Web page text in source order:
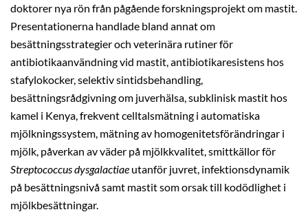
doktorer nya rön från pågående forskningsprojekt om mastit.
Presentationerna handlade bland annat om
besättningsstrategier och veterinära rutiner för
antibiotikaanvändning vid mastit, antibiotikaresistens hos
stafylokocker, selektiv sintidsbehandling,
besättningsrådgivning om juverhälsa, subklinisk mastit hos
kamel i Kenya, frekvent celltalsmätning i automatiska
mjölkningssystem, mätning av homogenitetsförändringar i
mjölk, påverkan av väder på mjölkkvalitet, smittkällor för
Streptococcus dysgalactiae utanför juvret, infektionsdynamik
på besättningsnivå samt mastit som orsak till kodödlighet i
mjölkbesättningar.